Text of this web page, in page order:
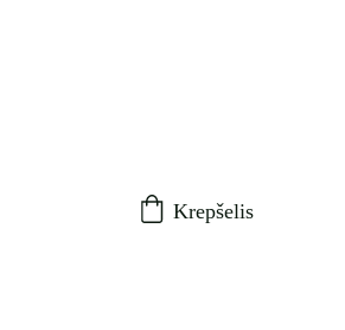
Krepšelis